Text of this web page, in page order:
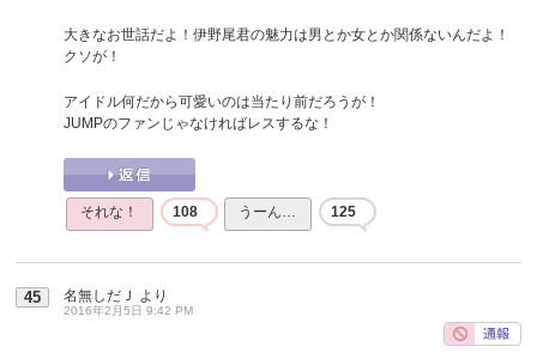
大きなお世話だよ！伊野尾君の魅力は男とか女とか関係ないんだよ！
クソが！
アイドル何だから可愛いのは当たり前だろうが！
JUMPのファンじゃなければレスするな！
それな！ 108 うーん… 125
45 名無しだＪ より
2016年2月5日 9:42 PM